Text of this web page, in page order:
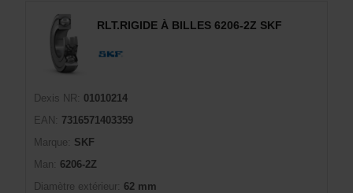
RLT.RIGIDE À BILLES 6206-2Z SKF
Dexis NR:
01010214
EAN:
7316571403359
Marque:
SKF
Man:
6206-2Z
Diamètre extérieur: 62 mm